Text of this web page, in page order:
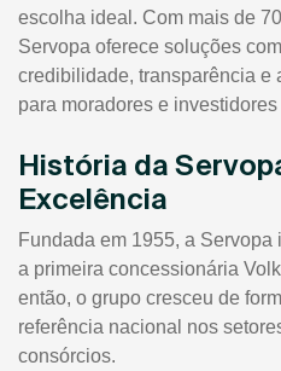
escolha ideal. Com mais de
Servopa oferece soluções
credibilidade, transparência e
para moradores e
História da
Excelência
Fundada em 1955, a
a primeira concessionária
então, o grupo cresceu de
referência nacional nos
consórcios.